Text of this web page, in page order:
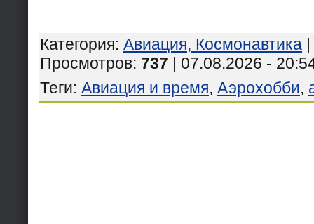
Категория: Авиация, Космонавтика |
Просмотров: 737 | 07.08.2026 -
Теги: Авиация и время, Аэрохобби,